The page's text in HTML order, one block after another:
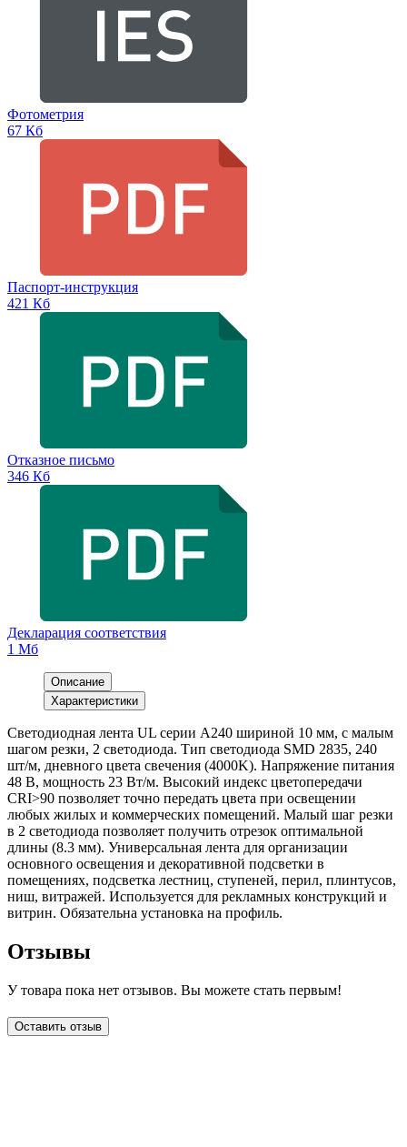
Фотометрия
67 Кб
Паспорт-инструкция
421 Кб
Отказное письмо
346 Кб
Декларация соответствия
1 Мб
Описание
Характеристики
Светодиодная лента UL серии A240 шириной 10 мм, с малым
шагом резки, 2 светодиода. Тип светодиода SMD 2835, 240
шт/м, дневного цвета свечения (4000K). Напряжение питания
48 В, мощность 23 Вт/м. Высокий индекс цветопередачи
CRI>90 позволяет точно передать цвета при освещении
любых жилых и коммерческих помещений. Малый шаг резки
в 2 светодиода позволяет получить отрезок оптимальной
длины (8.3 мм). Универсальная лента для организации
основного освещения и декоративной подсветки в
помещениях, подсветка лестниц, ступеней, перил, плинтусов,
ниш, витражей. Используется для рекламных конструкций и
витрин. Обязательна установка на профиль.
Отзывы
У товара пока нет отзывов. Вы можете стать первым!
Оставить отзыв